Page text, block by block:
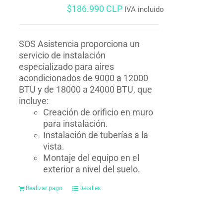
$186.990 CLP IVA incluido
SOS Asistencia proporciona un
servicio de instalación
especializado para aires
acondicionados de 9000 a 12000
BTU y de 18000 a 24000 BTU, que
incluye:
Creación de orificio en muro
para instalación.
Instalación de tuberías a la
vista.
Montaje del equipo en el
exterior a nivel del suelo.
Realizar pago Detalles